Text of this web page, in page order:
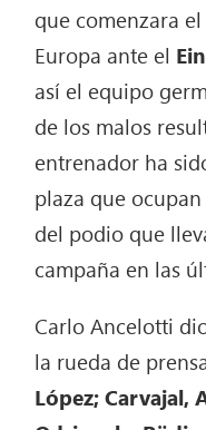
que comenzara
Europa ante el
así el equipo
de los malos
entrenador ha
plaza que
del podio que
campaña en las
Carlo Ancelotti
la rueda de
López; Carvajal,